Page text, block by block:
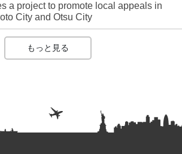
a project to promote local appeals in
City and Otsu City
もっと見る